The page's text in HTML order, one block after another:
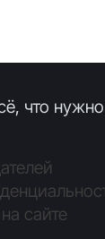
что
сайте